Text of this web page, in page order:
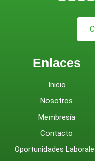
Enlaces
Inicio
Nosotros
Membresía
Contacto
Oportunidades